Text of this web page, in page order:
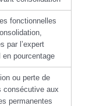
fonctionnelles
par l’expert
en pourcentage
ou perte de
consécutive aux
permanentes